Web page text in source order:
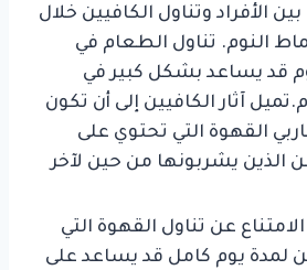
الأفراد وتناول الكافيين خلال
النوم. تناول الطعام في
قد يساعد بشكل كبير في
آثار الكافيين إلى أن تكون
القهوة التي تحتوي على
الذين يشربونها من حين لآخر
عن تناول القهوة التي
لمدة يوم كامل قد يساعد على